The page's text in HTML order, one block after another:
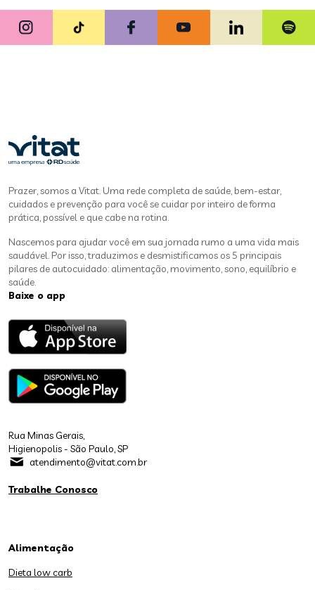
Prazer, somos a Vitat. Uma rede completa de saúde, bem-estar,
cuidados e prevenção para você se cuidar por inteiro de forma
prática, possível e que cabe na rotina.
Nascemos para ajudar você em sua jornada rumo a uma vida mais
saudável. Por isso, traduzimos e desmistificamos os 5 principais
pilares de autocuidado: alimentação, movimento, sono, equilíbrio e
saúde.
Baixe o app
Rua Minas Gerais,
Higienopolis - São Paulo, SP
atendimento@vitat.com.br
Trabalhe Conosco
Alimentação
Dieta low carb